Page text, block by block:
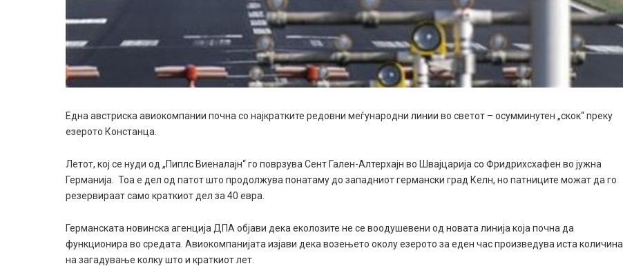
Една австрискa авиокомпании почна со најкратките редовни меѓународни линии во светот – осумминутен „скок“ преку
езерото Констанца.
Летот, кој се нуди од „Пиплс Виеналајн“ го поврзува Сент Гален-Алтерхајн во Швајцарија со Фридрихсхафен во јужна
Германија. Тоа е дел од патот што продолжува понатаму до западниот германски град Келн, но патниците можат да го
резервираат само краткиот дел за 40 евра.
Германската новинска агенција ДПА објави дека еколозите не се воодушевени од новата линија која почна да
функционира во средата. Авиокомпанијата изјави дека возењето околу езерото за еден час произведува иста количина
на загадување колку што и краткиот лет.